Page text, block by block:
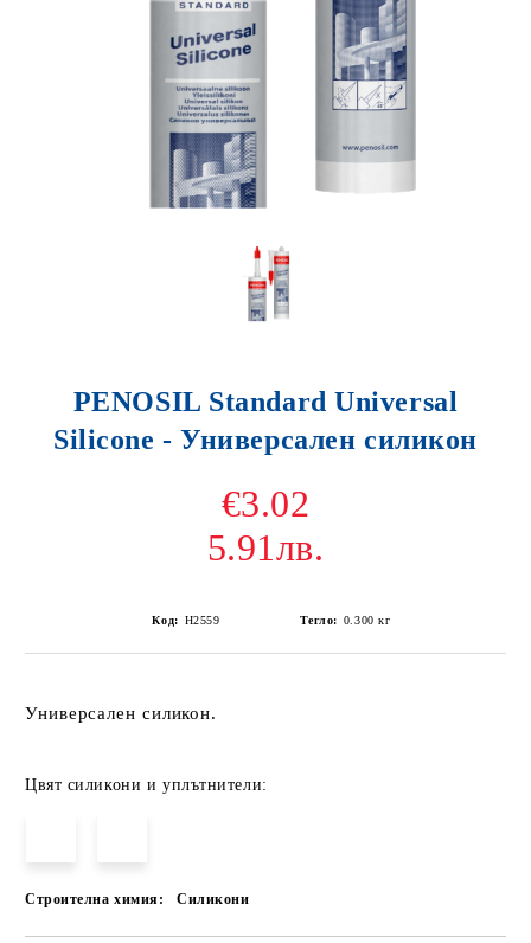
PENOSIL Standard Universal
Silicone - Универсален силикон
€3.02
5.91лв.
Код: H2559 Тегло: 0.300 кг
Универсален силикон.
Цвят силикони и уплътнители:
Строителна химия: Силикони